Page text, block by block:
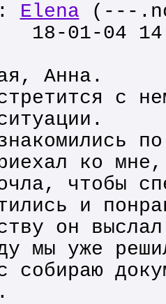
Elena (---
18-01-04
Анна.
с
ко
чтобы
и
он
мы уже
собираю